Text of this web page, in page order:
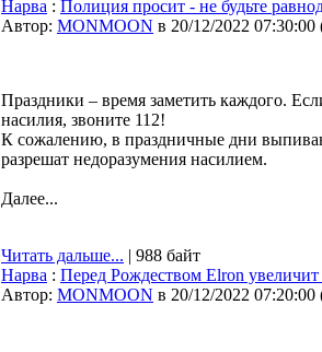
Нарва : Полиция просит - не будьте
Автор: MONMOON в 20/12/2022 07:30:00
Праздники – время заметить каждого.
насилия, звоните 112!
К сожалению, в праздничные дни
разрешат недоразумения насилием.
Далее...
Читать дальше... | 988 байт
Нарва : Перед Рождеством Elron
Автор: MONMOON в 20/12/2022 07:20:00